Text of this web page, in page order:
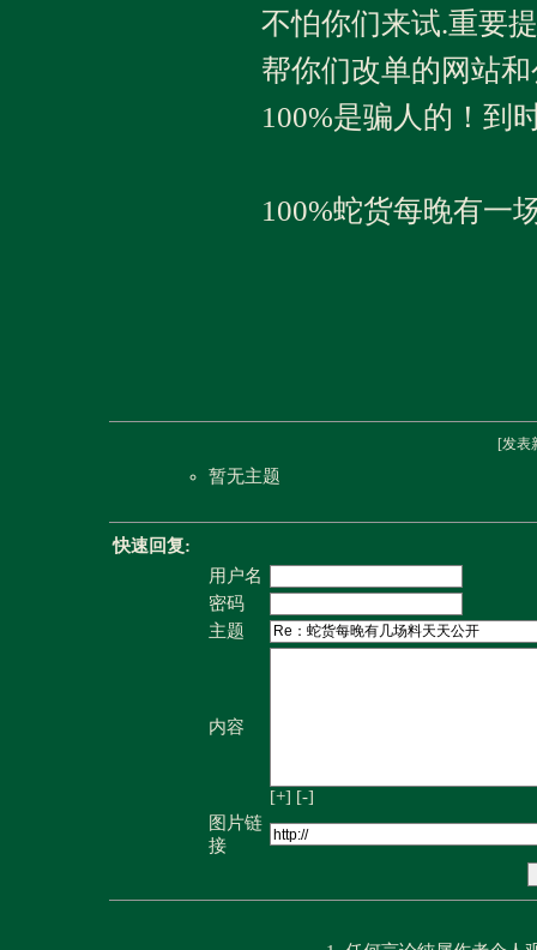
不怕你们来试.重要
帮你们改单的网站
100%是骗人的！到
100%蛇货每晚有一
[发表
暂无主题
快速回复:
用户名
密码
主题
内容
[+] [-]
图片链
接